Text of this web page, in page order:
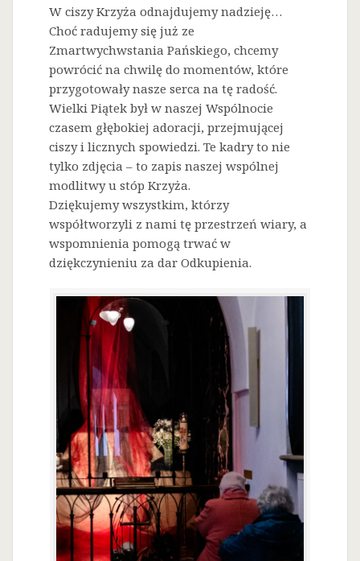
W ciszy Krzyża odnajdujemy nadzieję…
Choć radujemy się już ze
Zmartwychwstania Pańskiego, chcemy
powrócić na chwilę do momentów, które
przygotowały nasze serca na tę radość.
Wielki Piątek był w naszej Wspólnocie
czasem głębokiej adoracji, przejmującej
ciszy i licznych spowiedzi. Te kadry to nie
tylko zdjęcia – to zapis naszej wspólnej
modlitwy u stóp Krzyża.
Dziękujemy wszystkim, którzy
współtworzyli z nami tę przestrzeń wiary, a
wspomnienia pomogą trwać w
dziękczynieniu za dar Odkupienia.